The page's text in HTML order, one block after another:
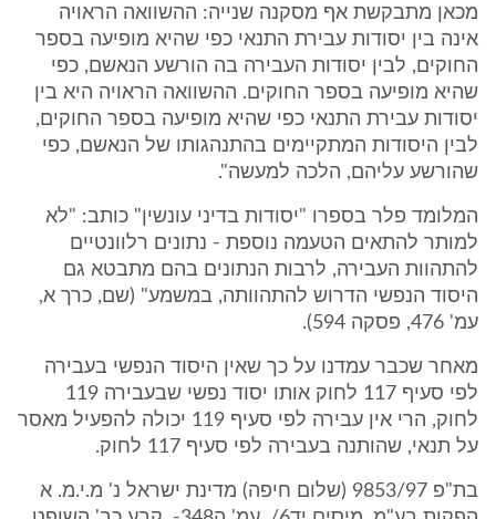
מכאן מתבקשת אף מסקנה שנייה: ההשוואה הראויה
אינה בין יסודות עבירת התנאי כפי שהיא מופיעה בספר
החוקים, לבין יסודות העבירה בה הורשע הנאשם, כפי
שהיא מופיעה בספר החוקים. ההשוואה הראויה היא בין
יסודות עבירת התנאי כפי שהיא מופיעה בספר החוקים,
לבין היסודות המתקיימים בהתנהגותו של הנאשם, כפי
שהורשע עליהם, הלכה למעשה".
המלומד פלר בספרו "יסודות בדיני עונשין" כותב: "לא
למותר להתאים הטעמה נוספת - נתונים רלוונטיים
להתהוות העבירה, לרבות הנתונים בהם מתבטא גם
היסוד הנפשי הדרוש להתהוותה, במשמע" (שם, כרך א,
עמ' 476, פסקה 594).
מאחר שכבר עמדנו על כך שאין היסוד הנפשי בעבירה
לפי סעיף 117 לחוק אותו יסוד נפשי שבעבירה 119
לחוק, הרי אין עבירה לפי סעיף 119 יכולה להפעיל מאסר
על תנאי, שהותנה בעבירה לפי סעיף 117 לחוק.
בת"פ 9853/97 (שלום חיפה) מדינת ישראל נ' מ.י.מ. א